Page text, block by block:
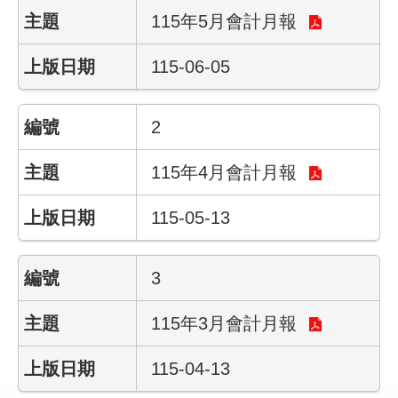
業
務
訊
線
上
務
絡
資
訊
關
115年5月會計月報
115-06-05
2
115年4月會計月報
115-05-13
3
115年3月會計月報
115-04-13